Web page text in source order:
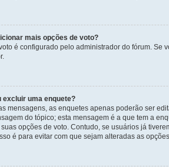
mais opções de voto?
é configurado pelo administrador do fórum.
excluir uma enquete?
mensagens, as enquetes apenas poderão ser
do tópico; esta mensagem é a que tem a
opções de voto. Contudo, se usuários já
é para evitar com que sejam alteradas as